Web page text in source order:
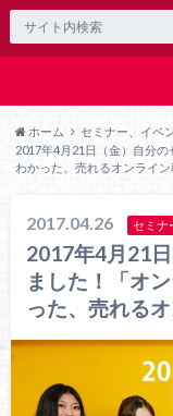
ホーム
セミナー、イベ
2017年4月21日（金）自分
わかった、売れるオンライン
2017.04.26 セミナ
2017年4月21
ました！「オ
った、売れる